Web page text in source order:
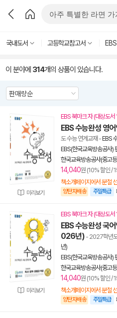
국내도서 고등학교참고서
이 분야에 314개의 상품이 있습니다.
미리보기
EBS 북마크 자 (대상도서
EBS 수능완성 영
도 수능 연계교재 -EBS
EBS(한국교육방송공사)
한국교육방송공사(중고
14,040원 (10% 할인 /
책소개페이지에서 분철
양탄자배송 주말특급
미리보기
EBS 북마크 자 (대상도서
EBS 수능완성 국
026년) - 2027학년
년)
EBS(한국교육방송공사)
한국교육방송공사(중고
14,040원 (10% 할인 /
책소개페이지에서 분철
양탄자배송 주말특급